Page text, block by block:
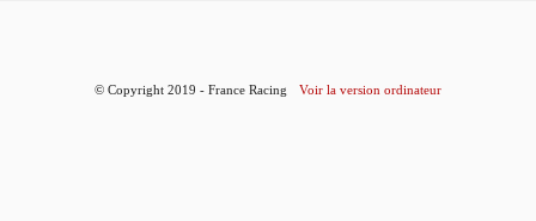
© Copyright 2019 - France Racing Voir la version ordinateur